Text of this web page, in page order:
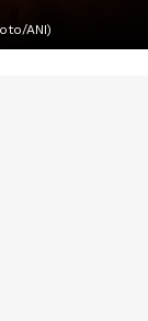
ANI)